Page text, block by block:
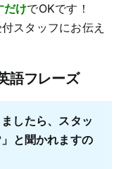
だけでOKです！
スタッフにお伝え
語フレーズ
したら、スタッ
と聞かれますの